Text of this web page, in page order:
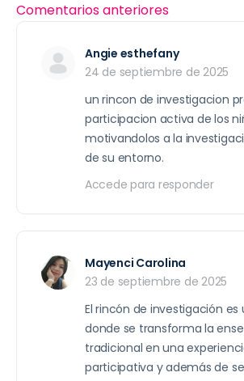
Comentarios anteriores
Angie esthefany
24 de septiembre de 2025
un rincon de investigacion
participacion activa de los
motivandolos a la
de su entorno.
Accede para responder
Mayenci Carolina
23 de septiembre de 2025
El rincón de investigación es
donde se transforma la
tradicional en una
participativa y además de